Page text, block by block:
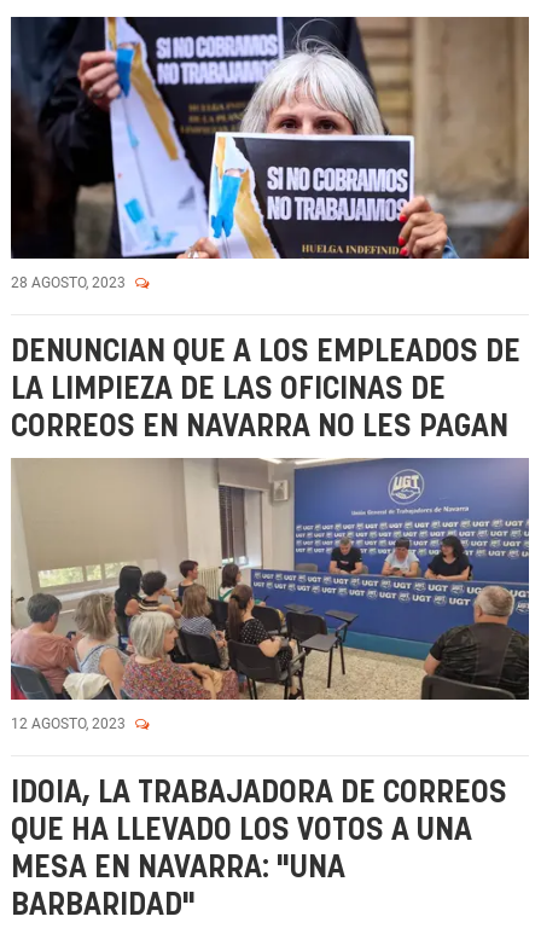
28 AGOSTO, 2023
DENUNCIAN QUE A LOS EMPLEADOS DE
LA LIMPIEZA DE LAS OFICINAS DE
CORREOS EN NAVARRA NO LES PAGAN
12 AGOSTO, 2023
IDOIA, LA TRABAJADORA DE CORREOS
QUE HA LLEVADO LOS VOTOS A UNA
MESA EN NAVARRA: "UNA
BARBARIDAD"